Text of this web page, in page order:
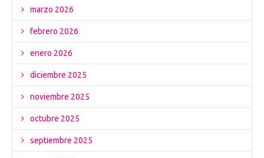
marzo 2026
febrero 2026
enero 2026
diciembre 2025
noviembre 2025
octubre 2025
septiembre 2025